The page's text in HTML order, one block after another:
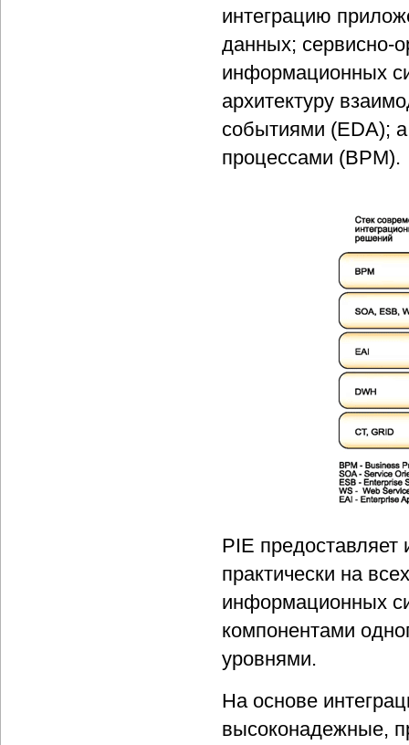
интеграцию
данных; сервисно-
информационных
архитектуру
событиями (EDA);
процессами (ВPM).
PIE
практически на
информационных
компонентами
уровнями.
На основе
высоконадежные,